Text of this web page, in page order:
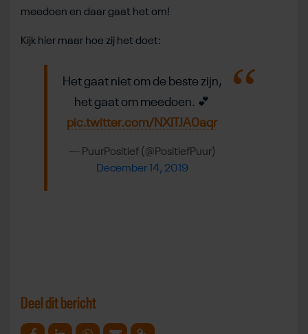
meedoen en daar gaat het om!
Kijk hier maar hoe zij het doet:
Het gaat niet om de beste zijn,
het gaat om meedoen. 💕
pic.twitter.com/NXITJA0aqr
— PuurPositief (@PositiefPuur)
December 14, 2019
Deel dit bericht